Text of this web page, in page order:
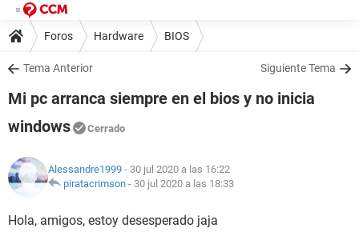
Foros Hardware BIOS
Tema Anterior Siguiente Tema
Mi pc arranca siempre en el bios y no inicia
windows
Cerrado
Alessandre1999 - 30 jul 2020 a las 16:22
piratacrimson - 30 jul 2020 a las 18:33
Hola, amigos, estoy desesperado jaja